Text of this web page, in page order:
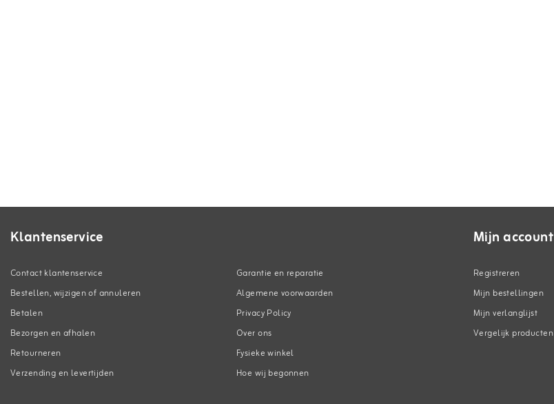
Klantenservice
Contact klantenservice
Bestellen, wijzigen of annuleren
Betalen
Bezorgen en afhalen
Retourneren
Verzending en levertijden
Garantie en reparatie
Algemene voorwaarden
Privacy Policy
Over ons
Fysieke winkel
Hoe wij begonnen
Mijn account
Registreren
Mijn bestellingen
Mijn verlanglijst
Vergelijk producten